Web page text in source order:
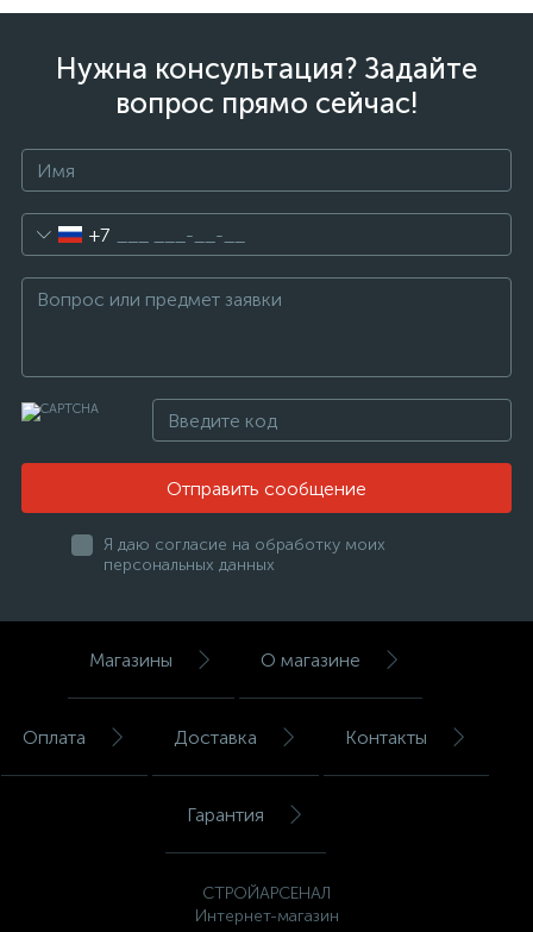
Нужна консультация? Задайте
вопрос прямо сейчас!
+7
Отправить сообщение
Я даю согласие на обработку моих
персональных данных
Магазины О магазине
Оплата Доставка Контакты
Гарантия
СТРОЙАРСЕНАЛ
Интернет-магазин